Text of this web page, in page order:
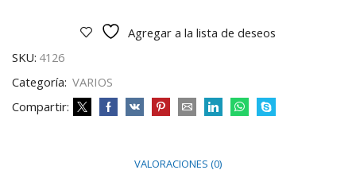
GANCHOS
E
cantidad
Agregar a la lista de deseos
SKU: 4126
Categoría: VARIOS
Compartir:
VALORACIONES (0)